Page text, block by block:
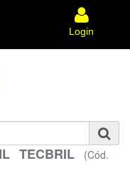
Login
TECBRIL
(Cód.